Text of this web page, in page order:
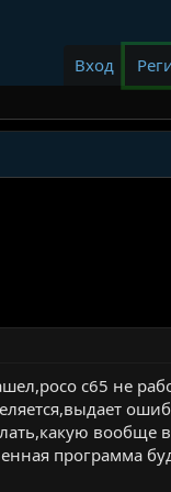
Вход
c65 не
вообще
программа